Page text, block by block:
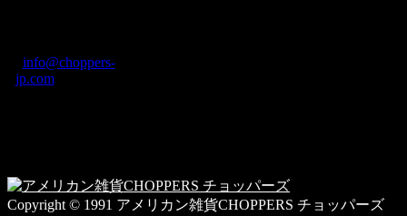
テ
ゴ
info@choppers-
jp.com
Copyright © 1991 アメリカン雑貨CHOPPERS チョッパーズ